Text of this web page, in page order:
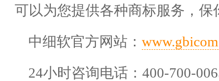
可以为您提供各种商标服务，保
中细软官方网站：
24小时咨询电话：400-700-